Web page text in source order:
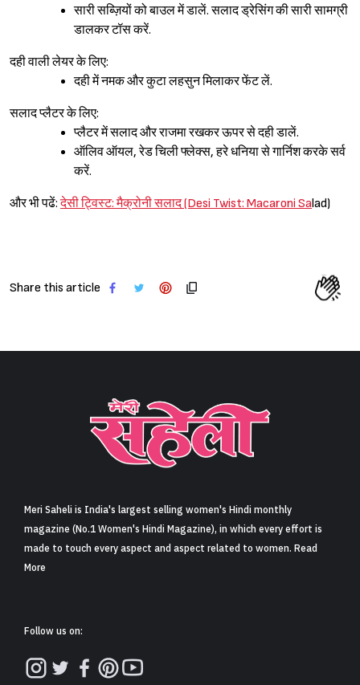
सारी सब्ज़ियों को बाउल में डालें. सलाद ड्रेसिंग की सारी सामग्री
डालकर टॉस करें.
दही वाली लेयर के लिए:
दही में नमक और कुटा लहसुन मिलाकर फेंट लें.
सलाद प्लैटर के लिए:
प्लैटर में सलाद और राजमा रखकर ऊपर से दही डालें.
ऑलिव ऑयल, रेड चिली फ्लेक्स, हरे धनिया से गार्निश करके सर्व
करें.
और भी पढें:देसी ट्विस्ट: मैक्रोनी सलाद (Desi Twist: Macaroni Salad)
Share this article
Meri Saheli is India's largest selling women's Hindi monthly
magazine (No.1 Women's Hindi Magazine), in which every effort is
made to touch every aspect and aspect related to women. Read
More
Follow us on: